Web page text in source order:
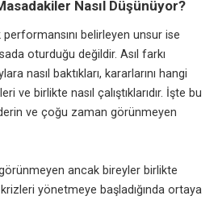
Nasıl Düşünüyor?
belirleyen unsur ise
oturduğu değildir. Asıl farkı
nasıl baktıkları, kararlarını hangi
ve birlikte nasıl çalıştıklarıdır. İşte bu
ve çoğu zaman görünmeyen
ancak bireyler birlikte
yönetmeye başladığında ortaya